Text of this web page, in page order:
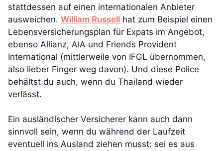
stattdessen auf einen internationalen Anbieter
ausweichen. William Russell hat zum Beispiel einen
Lebensversicherungsplan für Expats im Angebot,
ebenso Allianz, AIA und Friends Provident
International (mittlerweile von IFGL übernommen,
also lieber Finger weg davon). Und diese Police
behältst du auch, wenn du Thailand wieder
verlässt.
Ein ausländischer Versicherer kann auch dann
sinnvoll sein, wenn du während der Laufzeit
eventuell ins Ausland ziehen musst: sei es aus